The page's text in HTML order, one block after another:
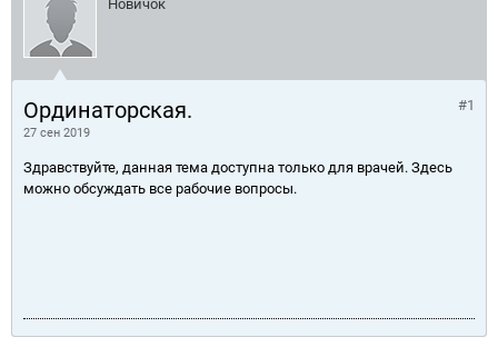
Новичок
Ординаторская.
27 сен 2019
#1
Здравствуйте, данная тема доступна только для врачей. Здесь
можно обсуждать все рабочие вопросы.